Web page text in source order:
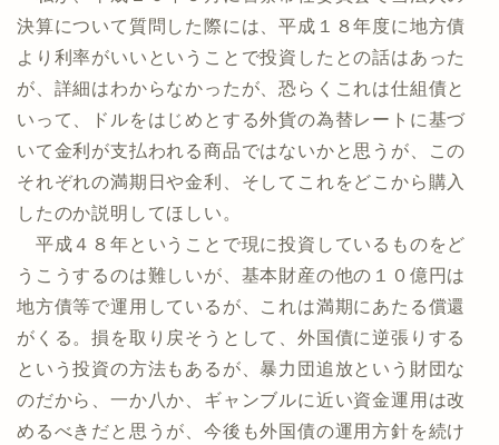
決算について質問した際には、平成１８年度に地方債
より利率がいいということで投資したとの話はあった
が、詳細はわからなかったが、恐らくこれは仕組債と
いって、ドルをはじめとする外貨の為替レートに基づ
いて金利が支払われる商品ではないかと思うが、この
それぞれの満期日や金利、そしてこれをどこから購入
したのか説明してほしい。
平成４８年ということで現に投資しているものをど
うこうするのは難しいが、基本財産の他の１０億円は
地方債等で運用しているが、これは満期にあたる償還
がくる。損を取り戻そうとして、外国債に逆張りする
という投資の方法もあるが、暴力団追放という財団な
のだから、一か八か、ギャンブルに近い資金運用は改
めるべきだと思うが、今後も外国債の運用方針を続け